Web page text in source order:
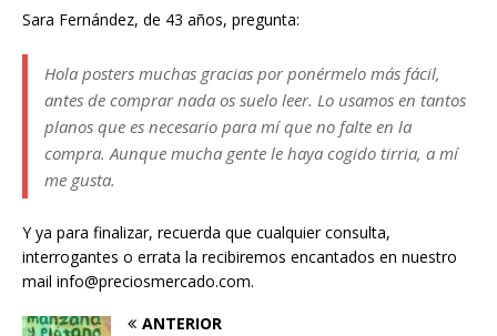
Sara Fernández, de 43 años, pregunta:
Hola posters muchas gracias por ponérmelo más fácil,
antes de comprar nada os suelo leer. Lo usamos en tantos
planos que es necesario para mí que no falte en la
compra. Aunque mucha gente le haya cogido tirria, a mí
me gusta.
Y ya para finalizar, recuerda que cualquier consulta,
interrogantes o errata la recibiremos encantados en nuestro
mail info@preciosmercado.com.
ANTERIOR